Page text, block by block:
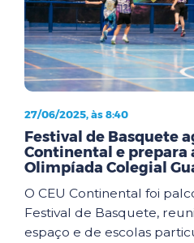
27/06/2025, às 8:40
Festival de Basquete
Continental e prepara
Olimpíada Colegial
O CEU Continental foi
Festival de Basquete,
espaço e de escolas